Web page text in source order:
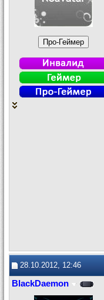
28.10.2012, 12:46
BlackDaemon